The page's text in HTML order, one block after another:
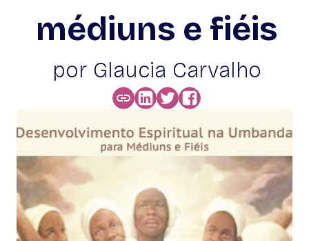
médiuns e fiéis
por Glaucia Carvalho